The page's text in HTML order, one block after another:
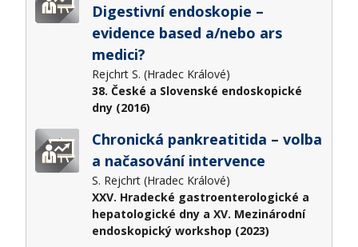
Digestivní endoskopie –
evidence based a/nebo ars
medici?​
Rejchrt S. (Hradec Králové)
38. České a Slovenské endoskopické
dny (2016)
Chronická pankreatitida – volba
a načasování intervence
S. Rejchrt (Hradec Králové)
XXV. Hradecké gastroenterologické a
hepatologické dny a XV. Mezinárodní
endoskopický workshop (2023)